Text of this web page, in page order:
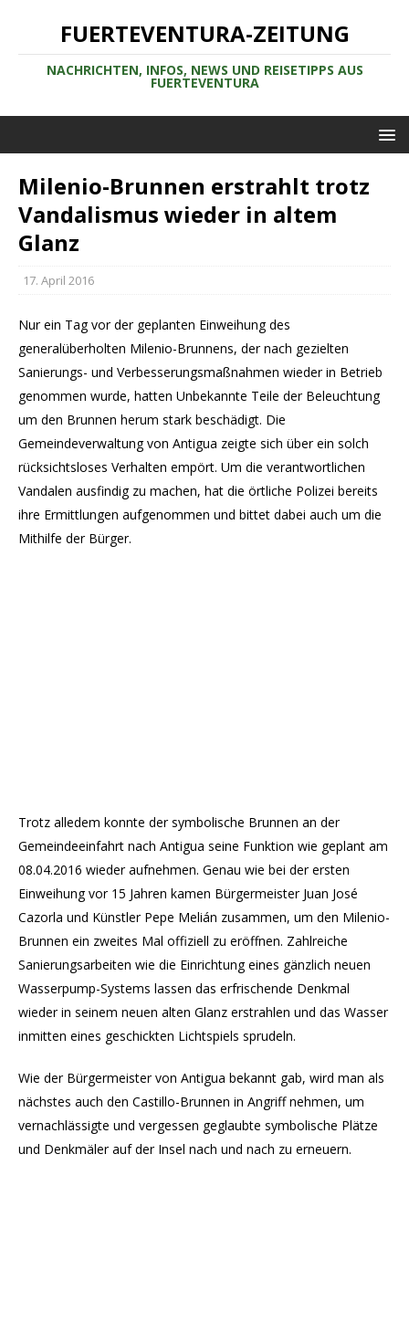
FUERTEVENTURA-ZEITUNG
NACHRICHTEN, INFOS, NEWS UND REISETIPPS AUS
FUERTEVENTURA
Milenio-Brunnen erstrahlt trotz
Vandalismus wieder in altem
Glanz
17. April 2016
Nur ein Tag vor der geplanten Einweihung des
generalüberholten Milenio-Brunnens, der nach gezielten
Sanierungs- und Verbesserungsmaßnahmen wieder in Betrieb
genommen wurde, hatten Unbekannte Teile der Beleuchtung
um den Brunnen herum stark beschädigt. Die
Gemeindeverwaltung von Antigua zeigte sich über ein solch
rücksichtsloses Verhalten empört. Um die verantwortlichen
Vandalen ausfindig zu machen, hat die örtliche Polizei bereits
ihre Ermittlungen aufgenommen und bittet dabei auch um die
Mithilfe der Bürger.
Trotz alledem konnte der symbolische Brunnen an der
Gemeindeeinfahrt nach Antigua seine Funktion wie geplant am
08.04.2016 wieder aufnehmen. Genau wie bei der ersten
Einweihung vor 15 Jahren kamen Bürgermeister Juan José
Cazorla und Künstler Pepe Melián zusammen, um den Milenio-
Brunnen ein zweites Mal offiziell zu eröffnen. Zahlreiche
Sanierungsarbeiten wie die Einrichtung eines gänzlich neuen
Wasserpump-Systems lassen das erfrischende Denkmal
wieder in seinem neuen alten Glanz erstrahlen und das Wasser
inmitten eines geschickten Lichtspiels sprudeln.
Wie der Bürgermeister von Antigua bekannt gab, wird man als
nächstes auch den Castillo-Brunnen in Angriff nehmen, um
vernachlässigte und vergessen geglaubte symbolische Plätze
und Denkmäler auf der Insel nach und nach zu erneuern.